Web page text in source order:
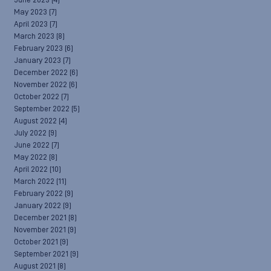
May 2023 (7)
April 2023 (7)
March 2023 (8)
February 2023 (6)
January 2023 (7)
December 2022 (6)
November 2022 (6)
October 2022 (7)
September 2022 (5)
August 2022 (4)
July 2022 (9)
June 2022 (7)
May 2022 (8)
April 2022 (10)
March 2022 (11)
February 2022 (9)
January 2022 (9)
December 2021 (8)
November 2021 (9)
October 2021 (9)
September 2021 (9)
August 2021 (8)